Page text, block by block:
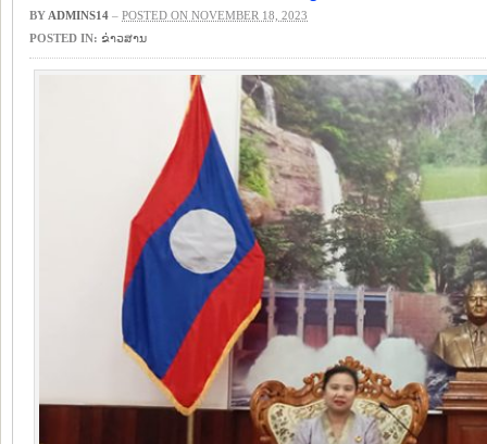
BY ADMINS14 – POSTED ON NOVEMBER 18, 2023
POSTED IN: ​ຂ່າວ​ສານ